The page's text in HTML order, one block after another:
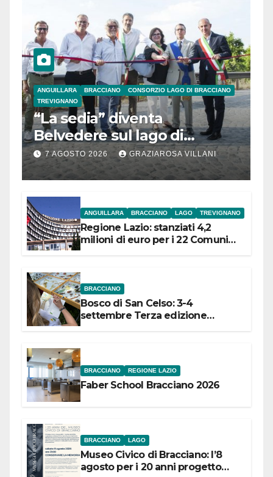
ANGUILLARA BRACCIANO
CONSORZIO LAGO DI BRACCIANO
TREVIGNANO
“La sedia” diventa
Belvedere sul lago di
Bracciano: ieri
l’inaugurazione
7 AGOSTO 2026 GRAZIAROSA VILLANI
ANGUILLARA BRACCIANO LAGO TREVIGNANO
Regione Lazio: stanziati 4,2
milioni di euro per i 22 Comuni
BRACCIANO
Bosco di San Celso: 3-4
settembre Terza edizione
BRACCIANO REGIONE LAZIO
Faber School Bracciano 2026
BRACCIANO LAGO
Museo Civico di Bracciano: l’8
agosto per i 20 anni progetto